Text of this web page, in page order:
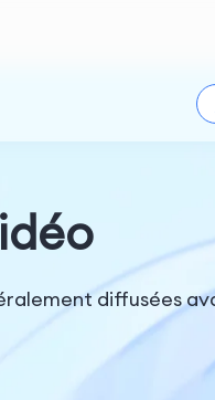
diffusées